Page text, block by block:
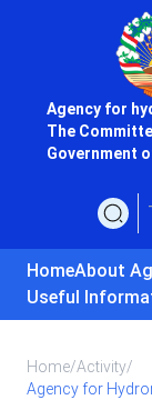
Agency for
The
Government
HomeAbout
Useful
Home/Activity/
Agency for